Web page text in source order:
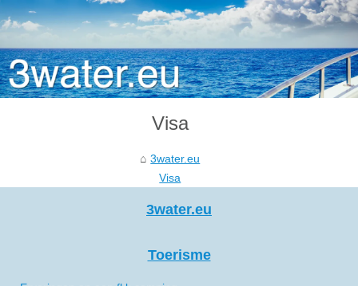
Visa
3water.eu
Visa
3water.eu
Toerisme